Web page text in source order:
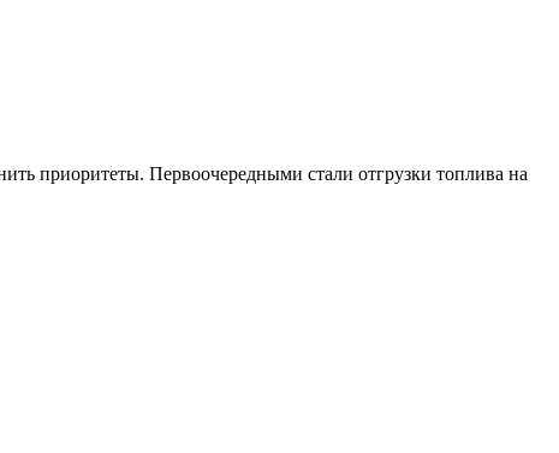
приоритеты. Первоочередными стали отгрузки топлива на